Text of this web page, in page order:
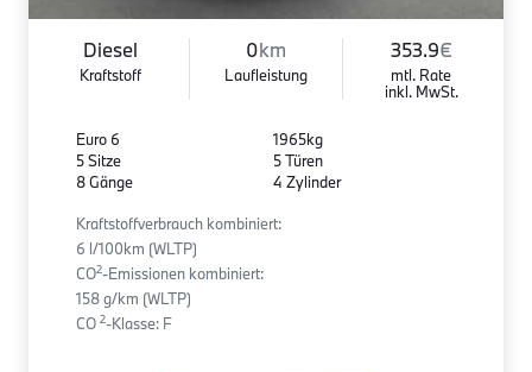
Diesel
Kraftstoff
0km
Laufleistung
353.9€
mtl. Rate
inkl. MwSt.
Euro 6
5 Sitze
8 Gänge
1965kg
5 Türen
4 Zylinder
Kraftstoffverbrauch kombiniert:
6 l/100km (WLTP)
CO2-Emissionen kombiniert:
158 g/km (WLTP)
CO 2-Klasse: F